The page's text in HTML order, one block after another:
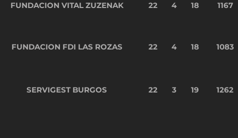
FUNDACION VITAL ZUZENAK 22 4 18 1167
FUNDACION FDI LAS ROZAS 22 4 18 1083
SERVIGEST BURGOS 22 3 19 1262